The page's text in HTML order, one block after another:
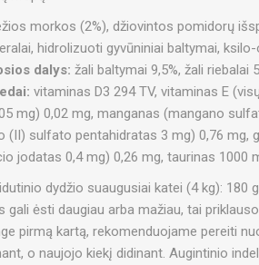
morkos (2%), džiovintos pomidorų
hidrolizuoti gyvūniniai baltymai,
dalys:žali baltymai 9,5%, žali riebalai
vitaminas D3 294 TV, vitaminas E
mg) 0,02 mg, manganas (mangano
(II) sulfato pentahidratas 3 mg) 0,76 mg,
jodatas 0,4 mg) 0,26 mg, taurinas 1000
dydžio suaugusiai katei (4 kg): 180
ėsti daugiau arba mažiau, tai
pirmą kartą, rekomenduojame pereiti
o naujojo kiekį didinant. Augintinio